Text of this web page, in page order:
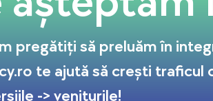
pregătiți să preluăm în
te ajută să crești traficul
-> veniturile!